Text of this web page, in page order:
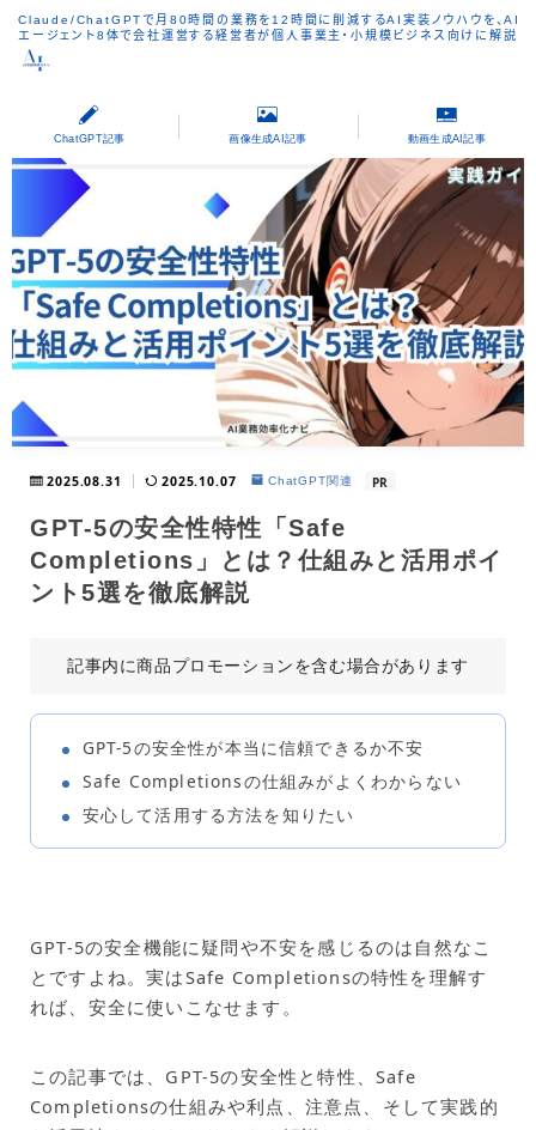
Claude/ChatGPTで月80時間の業務を12時間に削減するAI実装ノウハウを、AI
エージェント8体で会社運営する経営者が個人事業主・小規模ビジネス向けに解説
ChatGPT記事 画像生成AI記事 動画生成AI記事
2025.08.31 2025.10.07 ChatGPT関連 PR
GPT-5の安全性特性「Safe
Completions」とは？仕組みと活用ポイ
ント5選を徹底解説
記事内に商品プロモーションを含む場合があります
GPT-5の安全性が本当に信頼できるか不安
Safe Completionsの仕組みがよくわからない
安心して活用する方法を知りたい
GPT-5の安全機能に疑問や不安を感じるのは自然なこ
とですよね。実はSafe Completionsの特性を理解す
れば、安全に使いこなせます。
この記事では、GPT-5の安全性と特性、Safe
Completionsの仕組みや利点、注意点、そして実践的